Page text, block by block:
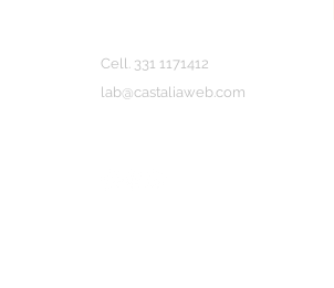
Cell. 331 1171412
lab@castaliaweb.com